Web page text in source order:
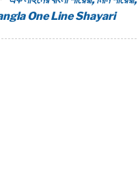
One Line Shayari